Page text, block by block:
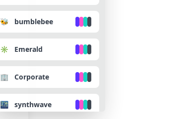
🐝 bumblebee
✳️ Emerald
🏢 Corporate
🌃 synthwave